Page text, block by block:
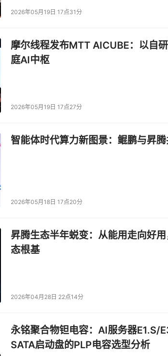
2026年05月19日 17点31分
摩尔线程发布MTT AICUBE：以自
庭AI中枢
2026年05月19日 17点27分
智能体时代算力新图景：鲲鹏与昇
2026年05月18日 17点20分
昇腾生态半年蜕变：从能用走向好
态根基
2026年04月28日 22点14分
永铭聚合物钽电容：AI服务器E1.S/
SATA启动盘的PLP电容选型分析